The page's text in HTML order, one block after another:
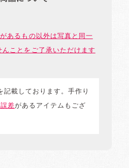
あるもの以外は写真と同一
ことをご了承いただけます
載しております。手作り
差があるアイテムもござ